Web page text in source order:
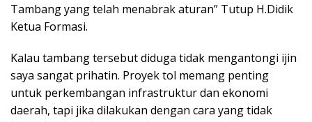
Tambang yang telah menabrak aturan” Tutup H.Didik
Ketua Formasi.
Kalau tambang tersebut diduga tidak mengantongi ijin
saya sangat prihatin. Proyek tol memang penting
untuk perkembangan infrastruktur dan ekonomi
daerah, tapi jika dilakukan dengan cara yang tidak